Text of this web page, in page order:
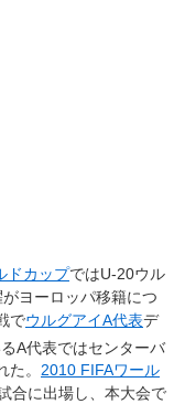
ドカップではU-20ウル
ヨーロッパ移籍につ
でウルグアイA代表デ
A代表ではセンターバ
。 2010 FIFAワール
合に出場し、本大会で